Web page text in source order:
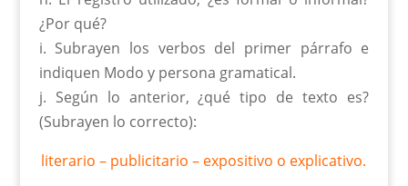
¿Por qué?
i. Subrayen los verbos del primer párrafo e
indiquen Modo y persona gramatical.
j. Según lo anterior, ¿qué tipo de texto es?
(Subrayen lo correcto):
literario – publicitario – expositivo o explicativo.